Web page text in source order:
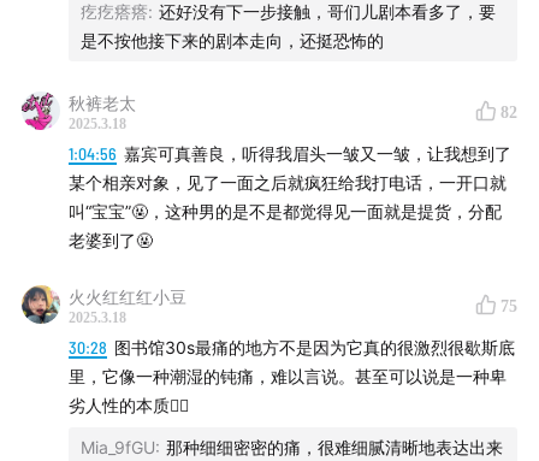
制作：枳壳er
运营：Marvin
封面设计：张透明
内容支持：溢钒
微信：jbwhxzs，备注「播客合作」
邮箱：mostlyharmlessfm@gmail.com
疙疙瘩瘩: 还好没有下一步接触，哥们儿剧本看多了，要
是不按他接下来的剧本走向，还挺恐怖的
秋裤老太
2025.3.18
82
1:04:56 嘉宾可真善良，听得我眉头一皱又一皱，让我想到了
某个相亲对象，见了一面之后就疯狂给我打电话，一开口就
叫“宝宝”🤬，这种男的是不是都觉得见一面就是提货，分配
老婆到了🤬
火火红红红小豆
2025.3.18
75
30:28 图书馆30s最痛的地方不是因为它真的很激烈很歇斯底
里，它像一种潮湿的钝痛，难以言说。甚至可以说是一种卑
劣人性的本质😮‍💨
Mia_9fGU: 那种细细密密的痛，很难细腻清晰地表达出来